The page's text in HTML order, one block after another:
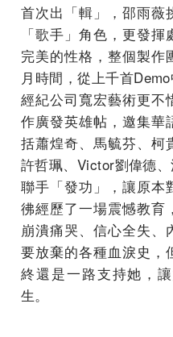
首次出「輯」，邵雨薇
「歌手」角色，更發
完美的性格，整個製作
月時間，從上千首
經紀公司寬宏藝術更不
作廣發英雄帖，邀集華
括蕭煌奇、馬毓芬、柯
許哲珮、Victor劉偉德
聯手「發功」，讓原本
彿經歷了一場震憾教育
崩潰痛哭、信心全失、
要放棄的各種血淚史，
終還是一路支持她，
生。